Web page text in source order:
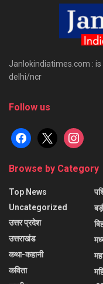
Janlokindiatimes.com :
delhi/ncr
Follow us
facebook
x instagram
Browse by Category
Top News
Uncategorized
उत्तर प्रदेश
उत्तराखंड
कथा-कहानी
कविता